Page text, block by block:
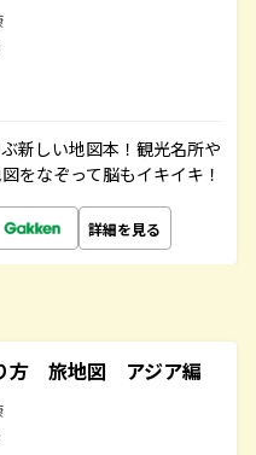
新しい地図本！観光名所や
をなぞって脳もイキイキ！
詳細を見る
方 旅地図 アジア編